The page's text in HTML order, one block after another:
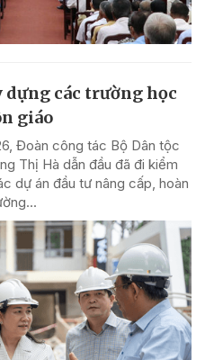
các trường học
giáo
Đoàn công tác Bộ Dân tộc
Thị Hà dẫn đầu đã đi kiểm
dự án đầu tư nâng cấp, hoàn